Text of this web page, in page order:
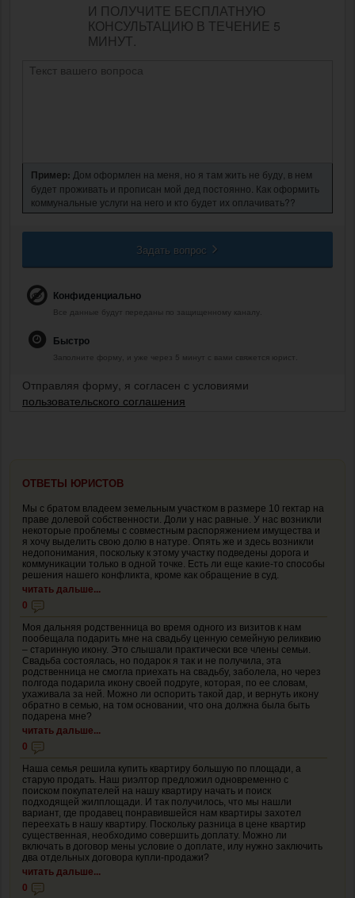
И ПОЛУЧИТЕ БЕСПЛАТНУЮ
КОНСУЛЬТАЦИЮ В ТЕЧЕНИЕ 5
МИНУТ.
Пример: Дом оформлен на меня, но я там жить не буду, в нем
будет проживать и прописан мой дед постоянно. Как оформить
коммунальные услуги на него и кто будет их оплачивать??
Задать вопрос
Конфиденциально
Все данные будут переданы по защищенному каналу.
Быстро
Заполните форму, и уже через 5 минут с вами свяжется юрист.
Отправляя форму, я согласен с условиями
пользовательского соглашения
ОТВЕТЫ ЮРИСТОВ
Мы с братом владеем земельным участком в размере 10 гектар на
праве долевой собственности. Доли у нас равные. У нас возникли
некоторые проблемы с совместным распоряжением имущества и
я хочу выделить свою долю в натуре. Опять же и здесь возникли
недопонимания, поскольку к этому участку подведены дорога и
коммуникации только в одной точке. Есть ли еще какие-то способы
решения нашего конфликта, кроме как обращение в суд.
читать дальше...
0
Моя дальняя родственница во время одного из визитов к нам
пообещала подарить мне на свадьбу ценную семейную реликвию
– старинную икону. Это слышали практически все члены семьи.
Свадьба состоялась, но подарок я так и не получила, эта
родственница не смогла приехать на свадьбу, заболела, но через
полгода подарила икону своей подруге, которая, по ее словам,
ухаживала за ней. Можно ли оспорить такой дар, и вернуть икону
обратно в семью, на том основании, что она должна была быть
подарена мне?
читать дальше...
0
Наша семья решила купить квартиру большую по площади, а
старую продать. Наш риэлтор предложил одновременно с
поиском покупателей на нашу квартиру начать и поиск
подходящей жилплощади. И так получилось, что мы нашли
вариант, где продавец понравившейся нам квартиры захотел
переехать в нашу квартиру. Поскольку разница в цене квартир
существенная, необходимо совершить доплату. Можно ли
включать в договор мены условие о доплате, илу нужно заключить
два отдельных договора купли-продажи?
читать дальше...
0